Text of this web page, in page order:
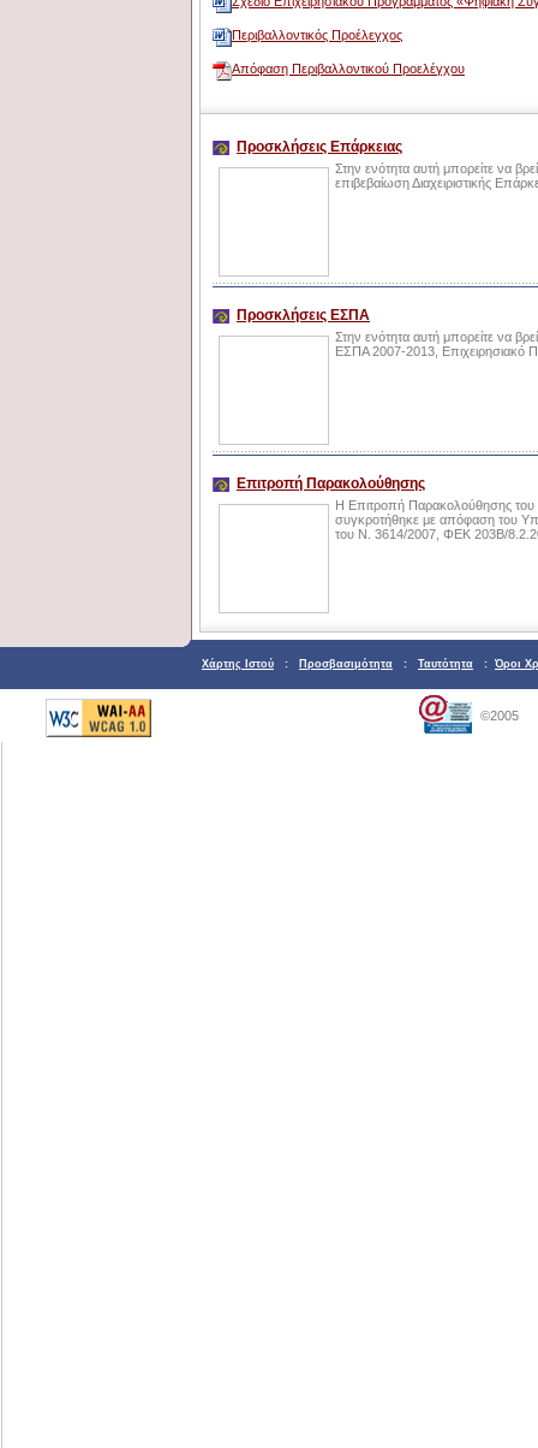
Περιβαλλοντικός Προέλεγχος
Απόφαση Περιβαλλοντικού Προελέγχου
Προσκλήσεις Επάρκειας
Στην ενότητα αυτή μπορείτε να
επιβεβαίωση Διαχειριστικής
Προσκλήσεις ΕΣΠΑ
Στην ενότητα αυτή μπορείτε να
ΕΣΠΑ 2007-2013, Επιχειρησιακό
Επιτροπή Παρακολούθησης
Η Επιτροπή Παρακολούθησης του
συγκροτήθηκε με απόφαση του
του Ν. 3614/2007, ΦΕΚ 203Β/
Χάρτης Ιστού : Προσβασιμότητα : Ταυτότητα : Όροι
©2005